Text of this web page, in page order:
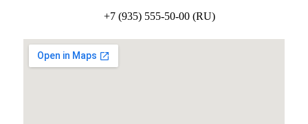
+7 (935) 555-50-00 (RU)